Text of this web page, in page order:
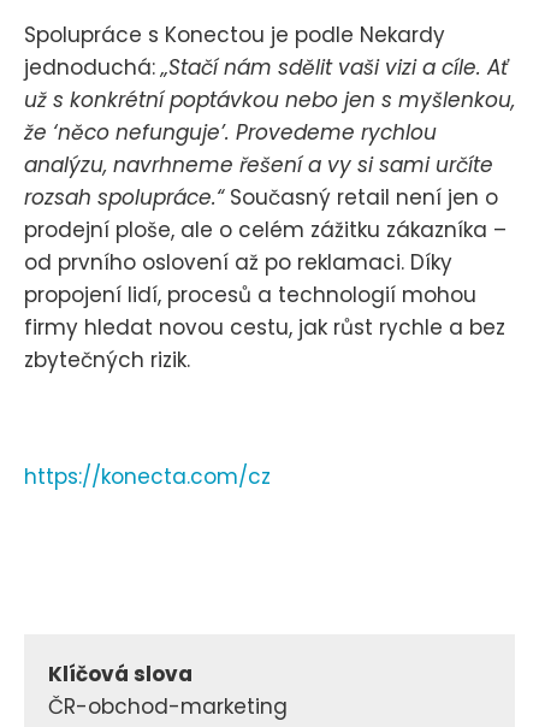
Spolupráce s Konectou je podle Nekardy
jednoduchá:„Stačí nám sdělit vaši vizi a cíle. Ať
už s konkrétní poptávkou nebo jen s myšlenkou,
že ‘něco nefunguje’. Provedeme rychlou
analýzu, navrhneme řešení a vy si sami určíte
rozsah spolupráce.“Současný retail není jen o
prodejní ploše, ale o celém zážitku zákazníka –
od prvního oslovení až po reklamaci. Díky
propojení lidí, procesů a technologií mohou
firmy hledat novou cestu, jak růst rychle a bez
zbytečných rizik.
https://konecta.com/cz
Klíčová slova
ČR-obchod-marketing